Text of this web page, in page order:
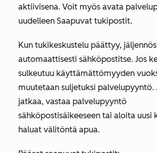
aktiivisena. Voit myös avata
uudelleen Saapuvat tukipostit.
Kun tukikeskustelu päättyy,
automaattisesti sähköpostitse. Jos
sulkeutuu käyttämättömyyden
muutetaan suljetuksi palvelupyyntö.
jatkaa, vastaa palvelupyyntö
sähköpostisäikeeseen tai aloita uusi
haluat välitöntä apua.